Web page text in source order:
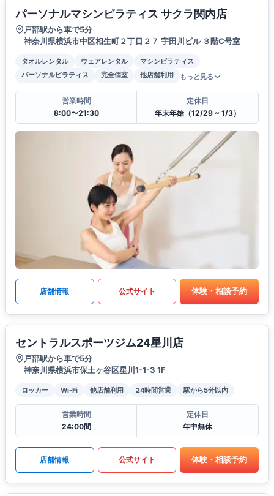
パーソナルマシンピラティス サクラ関内店
戸部駅から車で5分
神奈川県横浜市中区相生町２丁目２７ 宇田川ビル ３階C号室
タオルレンタル ウェアレンタル
マシンピラティス
パーソナルピラティス
完全個室 他店舗利用 もっと見る
営業時間
8:00〜21:30
定休日
年末年始（12/29 ~ 1/3）
店舗情報 公式サイト 体験・相談予約
セントラルスポーツジム24星川店
戸部駅から車で5分
神奈川県横浜市保土ヶ谷区星川1-1-3 1F
ロッカー Wi-Fi 他店舗利用 24時間営業 駅から5分以内
営業時間
24:00間
定休日
年中無休
店舗情報 公式サイト 体験・相談予約